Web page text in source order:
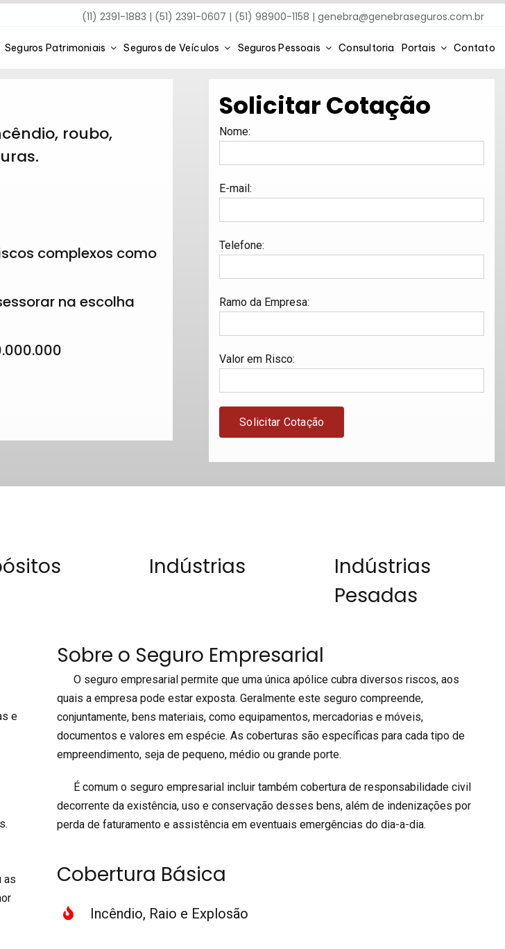
(11) 2391-1883 | (51) 2391-0607 | (51) 98900-1158 |genebra@genebraseguros.com.br
Seguros Patrimoniais Seguros de Veículos Seguros Pessoais Consultoria Portais Contato
roubo,
complexos como
na escolha
Solicitar Cotação
Nome:
E-mail:
Telefone:
Ramo da Empresa:
Valor em Risco:
Indústrias
Indústrias
Pesadas
e
as
Sobre o Seguro Empresarial
O seguro empresarial permite que uma única apólice cubra diversos riscos, aos
quais a empresa pode estar exposta. Geralmente este seguro compreende,
conjuntamente, bens materiais, como equipamentos, mercadorias e móveis,
documentos e valores em espécie. As coberturas são específicas para cada tipo de
empreendimento, seja de pequeno, médio ou grande porte.
É comum o seguro empresarial incluir também cobertura de responsabilidade civil
decorrente da existência, uso e conservação desses bens, além de indenizações por
perda de faturamento e assistência em eventuais emergências do dia-a-dia.
Cobertura Básica
Incêndio, Raio e Explosão